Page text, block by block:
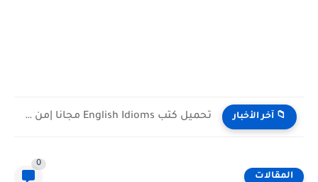
📁 آخر الأخبار تحميل كتب English Idioms مجانا |من كامبريدج English Phrasal Verbs...
المقالات
0